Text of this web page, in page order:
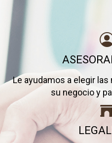
Le ayudamos a elegir
su negocio y